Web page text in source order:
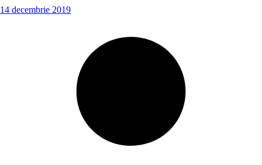
14 decembrie 2019